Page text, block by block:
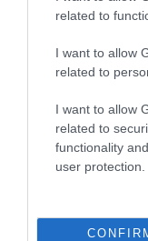
related to
I want to allow
related to
I want to allow
related to
functionality
user protection.
HŐKUPOLA